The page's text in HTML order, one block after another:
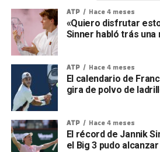
ATP Hace 4 meses
«Quiero disfrutar
Sinner habló trás
ATP Hace 4 meses
El calendario de
gira de polvo de
ATP Hace 4 meses
El récord de Jannik
el Big 3 pudo alcanzar